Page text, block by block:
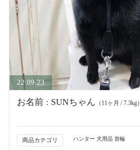
22.09.23
お名前 : SUNちゃん （11ヶ月 / 7.3kg）
商品カテゴリ ハンター 犬用品 首輪